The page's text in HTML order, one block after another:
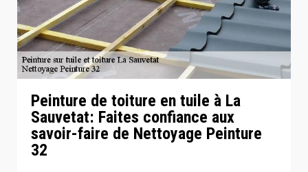
Peinture de toiture en tuile à La
Sauvetat: Faites confiance aux
savoir-faire de Nettoyage Peinture
32